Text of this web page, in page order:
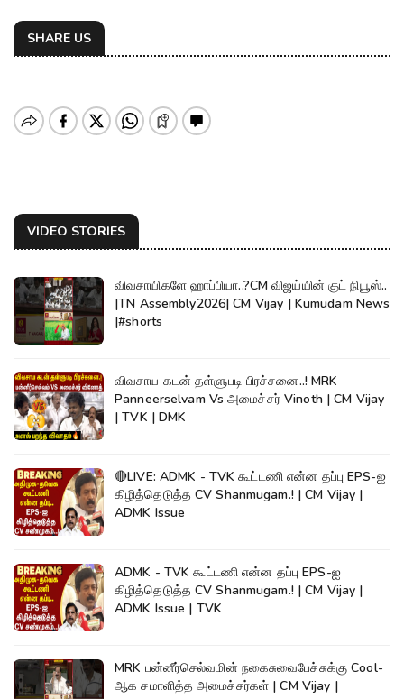
SHARE US
VIDEO STORIES
விவசாயிகளே ஹாப்பியா..?CM விஜய்யின் குட் நியூஸ்..
|TN Assembly2026| CM Vijay | Kumudam News
|#shorts
விவசாய கடன் தள்ளுபடி பிரச்சனை..! MRK
Panneerselvam Vs அமைச்சர் Vinoth | CM Vijay
| TVK | DMK
🔴LIVE: ADMK - TVK கூட்டணி என்ன தப்பு EPS-ஐ
கிழித்தெடுத்த CV Shanmugam.! | CM Vijay |
ADMK Issue
ADMK - TVK கூட்டணி என்ன தப்பு EPS-ஐ
கிழித்தெடுத்த CV Shanmugam.! | CM Vijay |
ADMK Issue | TVK
MRK பன்னீர்செல்வமின் நகைசுவைபேச்சுக்கு Cool-
ஆக சமாளித்த அமைச்சர்கள் | CM Vijay |